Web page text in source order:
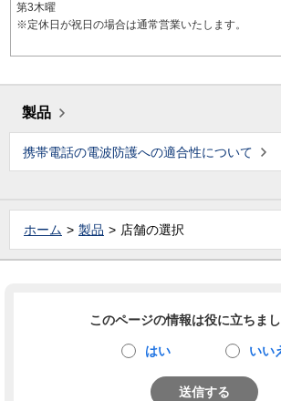
第3木曜
※定休日が祝日の場合は通常営業いたします。
製品
携帯電話の電波防護への適合性について
ホーム 製品 店舗の選択
このページの情報は役に立ちま
はい いい
送信する